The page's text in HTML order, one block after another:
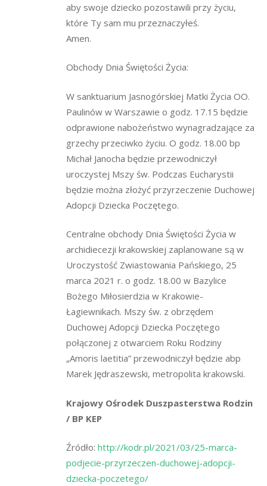
aby swoje dziecko pozostawili przy życiu,
które Ty sam mu przeznaczyłeś.
Amen.
Obchody Dnia Świętości Życia:
W sanktuarium Jasnogórskiej Matki Życia OO.
Paulinów w Warszawie o godz. 17.15 będzie
odprawione nabożeństwo wynagradzające za
grzechy przeciwko życiu. O godz. 18.00 bp
Michał Janocha będzie przewodniczył
uroczystej Mszy św. Podczas Eucharystii
będzie można złożyć przyrzeczenie Duchowej
Adopcji Dziecka Poczętego.
Centralne obchody Dnia Świętości Życia w
archidiecezji krakowskiej zaplanowane są w
Uroczystość Zwiastowania Pańskiego, 25
marca 2021 r. o godz. 18.00 w Bazylice
Bożego Miłosierdzia w Krakowie-
Łagiewnikach. Mszy św. z obrzędem
Duchowej Adopcji Dziecka Poczętego
połączonej z otwarciem Roku Rodziny
„Amoris laetitia” przewodniczył będzie abp
Marek Jędraszewski, metropolita krakowski.
Krajowy Ośrodek Duszpasterstwa Rodzin
/ BP KEP
Źródło: http://kodr.pl/2021/03/25-marca-
podjecie-przyrzeczen-duchowej-adopcji-
dziecka-poczetego/